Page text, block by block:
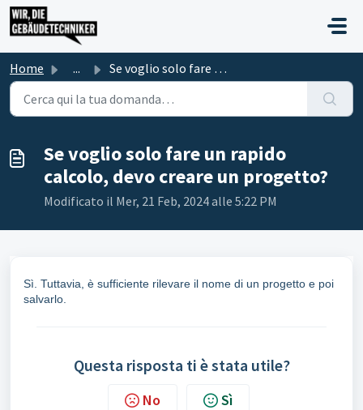
Salta al contenuto principale
Home ... Se voglio solo fare un rapido calcolo, devo creare un pro...
Se voglio solo fare un rapido
calcolo, devo creare un progetto?
Modificato il Mer, 21 Feb, 2024 alle 5:22 PM
Sì. Tuttavia, è sufficiente rilevare il nome di un progetto e poi
salvarlo.
Questa risposta ti è stata utile?
No Sì